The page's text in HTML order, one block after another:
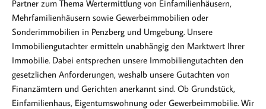
Partner zum Thema Wertermittlung von Einfamilienhäusern,
Mehrfamilienhäusern sowie Gewerbeimmobilien oder
Sonderimmobilien in Penzberg und Umgebung. Unsere
Immobiliengutachter ermitteln unabhängig den Marktwert Ihrer
Immobilie. Dabei entsprechen unsere Immobiliengutachten den
gesetzlichen Anforderungen, weshalb unsere Gutachten von
Finanzämtern und Gerichten anerkannt sind. Ob Grundstück,
Einfamilienhaus, Eigentumswohnung oder Gewerbeimmobilie. Wir